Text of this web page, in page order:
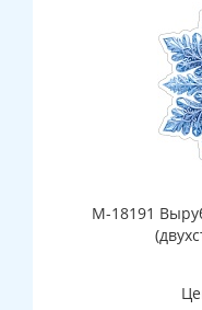
М-18191